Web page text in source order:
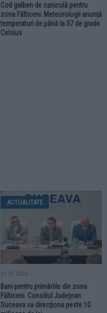
Cod galben de caniculă pentru
zona Fălticeni. Meteorologii anunță
temperaturi de până la 37 de grade
Celsius
ACTUALITATE
21.07.2026
Bani pentru primăriile din zona
Fălticeni. Consiliul Județean
Suceava va direcționa peste 10